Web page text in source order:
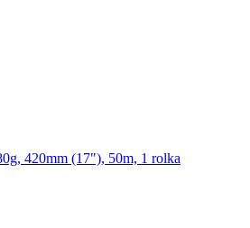
420mm (17"), 50m, 1 rolka